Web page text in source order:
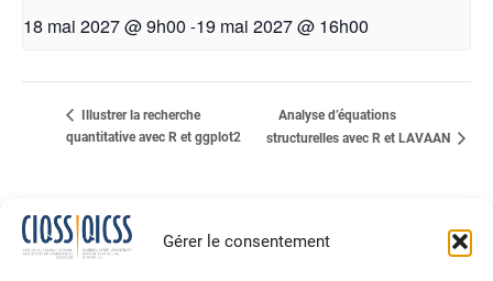
Gérer le consentement
18 mai 2027 @ 9h00-19 mai 2027 @ 16h00
Illustrer la recherche
quantitative avec R et ggplot2
Analyse d’équations
structurelles avec R et LAVAAN